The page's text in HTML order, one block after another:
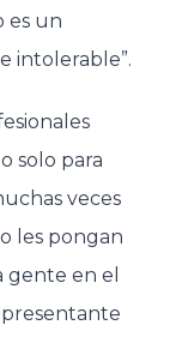
es un
intolerable”.
solo para
veces
les pongan
en el